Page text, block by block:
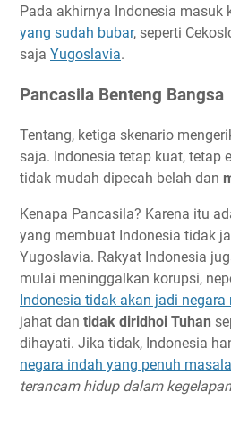
Pada akhirnya Indonesia masuk
yang sudah bubar, seperti
saja Yugoslavia.
Pancasila Benteng Bangsa
Tentang, ketiga skenario
saja. Indonesia tetap kuat, tetap
tidak mudah dipecah belah dan
Kenapa Pancasila? Karena itu
yang membuat Indonesia tidak
Yugoslavia. Rakyat Indonesia
mulai meninggalkan korupsi,
Indonesia tidak akan jadi negara
jahat dan tidak diridhoi Tuhan
dihayati. Jika tidak, Indonesia
negara indah yang penuh
terancam hidup dalam